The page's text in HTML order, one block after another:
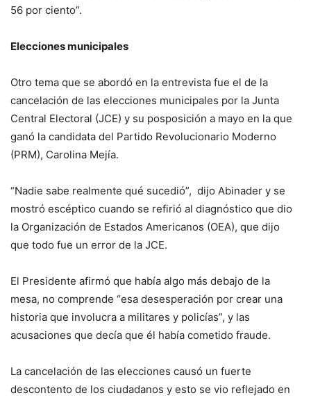
56 por ciento”.
Elecciones municipales
Otro tema que se abordó en la entrevista fue el de la
cancelación de las elecciones municipales por la Junta
Central Electoral (JCE) y su posposición a mayo en la que
ganó la candidata del Partido Revolucionario Moderno
(PRM), Carolina Mejía.
“Nadie sabe realmente qué sucedió”, dijo Abinader y se
mostró escéptico cuando se refirió al diagnóstico que dio
la Organización de Estados Americanos (OEA), que dijo
que todo fue un error de la JCE.
El Presidente afirmó que había algo más debajo de la
mesa, no comprende “esa desesperación por crear una
historia que involucra a militares y policías”, y las
acusaciones que decía que él había cometido fraude.
La cancelación de las elecciones causó un fuerte
descontento de los ciudadanos y esto se vio reflejado en